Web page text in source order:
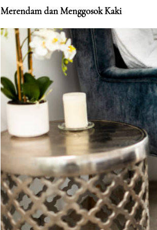
Merendam dan Menggosok Kaki